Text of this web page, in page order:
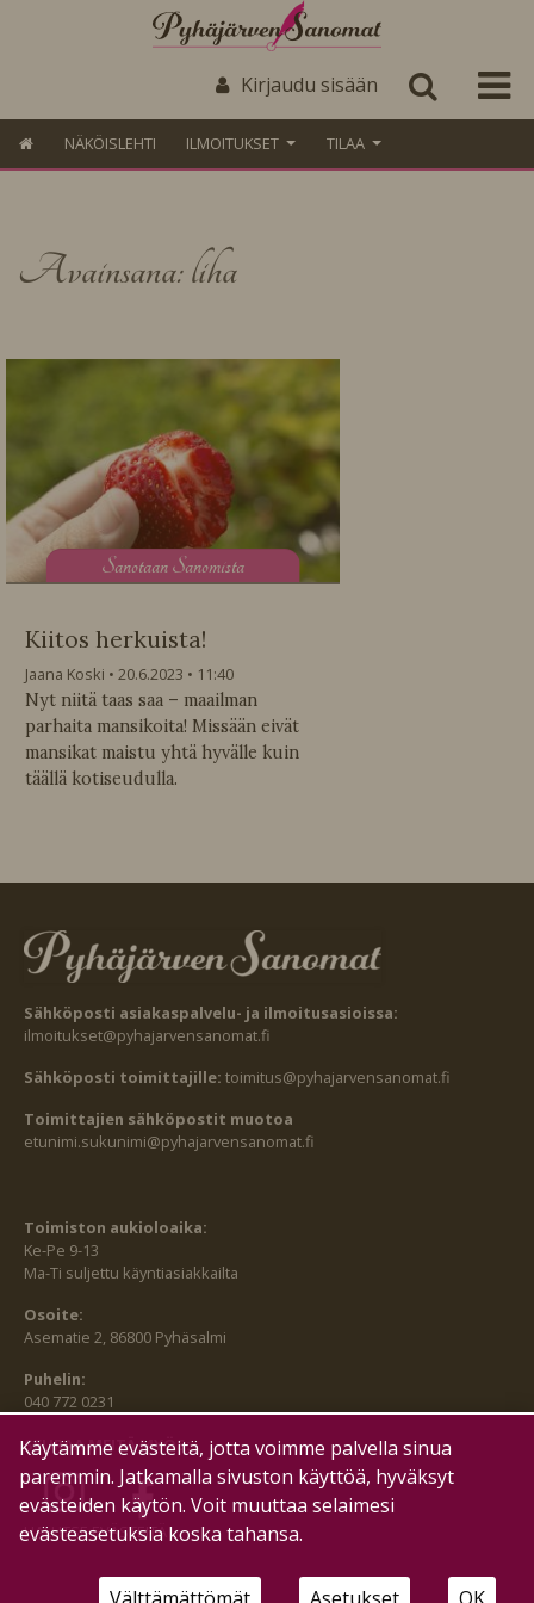
Kirjaudu sisään
NÄKÖISLEHTI ILMOITUKSET TILAA
Avainsana: liha
Sanotaan Sanomista
Kiitos herkuista!
Jaana Koski 20.6.2023
11:40
Nyt niitä taas saa – maailman
parhaita mansikoita! Missään eivät
mansikat maistu yhtä hyvälle kuin
täällä kotiseudulla.
Sähköposti asiakaspalvelu- ja ilmoitusasioissa:
ilmoitukset@pyhajarvensanomat.fi
Sähköposti toimittajille: toimitus@pyhajarvensanomat.fi
Toimittajien sähköpostit muotoa
etunimi.sukunimi@pyhajarvensanomat.fi
Toimiston aukioloaika:
Ke-Pe 9-13
Ma-Ti suljettu käyntiasiakkailta
Osoite:
Asematie 2, 86800 Pyhäsalmi
Puhelin:
040 772 0231
SEURAA MEITÄ MYÖS:
HALLITSE EVÄSTEITÄ
Käytämme evästeitä, jotta voimme palvella sinua
paremmin. Jatkamalla sivuston käyttöä, hyväksyt
evästeiden käytön. Voit muuttaa selaimesi
evästeasetuksia koska tahansa.